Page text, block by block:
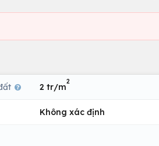
2 tr/m
2
Không xác định